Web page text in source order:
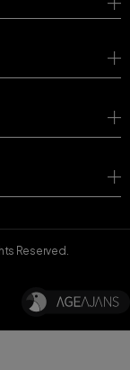
Reserved.